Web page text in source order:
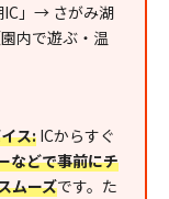
IC」→ さがみ湖
内で遊ぶ・温
ス: ICからすぐ
などで事前にチ
ムーズです。た